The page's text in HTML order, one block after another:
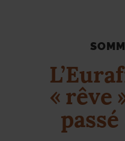
« rêve